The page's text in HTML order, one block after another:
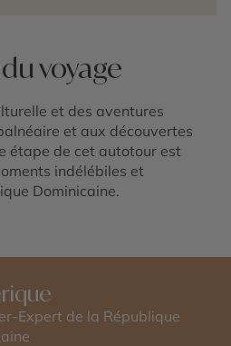
voyage
et des aventures
et aux découvertes
étape de cet autotour est
indélébiles et
Dominicaine.
Expert de la République